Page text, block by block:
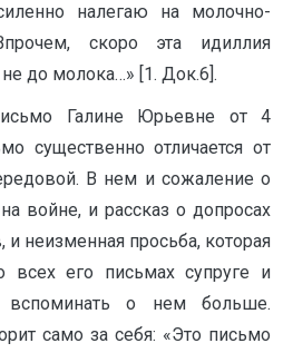
налегаю на молочно-
скоро эта идиллия
до молока…» [1. Док.6].
Галине Юрьевне от 4
существенно отличается от
В нем и сожаление о
войне, и рассказ о допросах
неизменная просьба, которая
всех его письмах супруге и
о нем больше.
само за себя: «Это письмо